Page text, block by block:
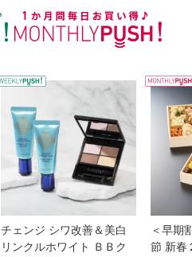
WEEKLY PUSH
チェンジ シワ改善＆美白
リンクルホワイト ＢＢク
＜早期
節 新春